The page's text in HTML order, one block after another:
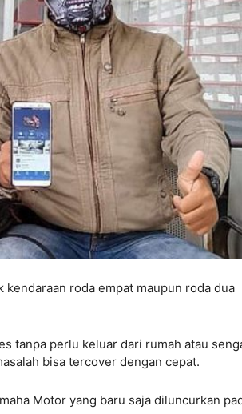
roda empat maupun roda dua
tanpa perlu keluar dari rumah atau
bisa tercover dengan cepat.
Motor yang baru saja diluncurkan